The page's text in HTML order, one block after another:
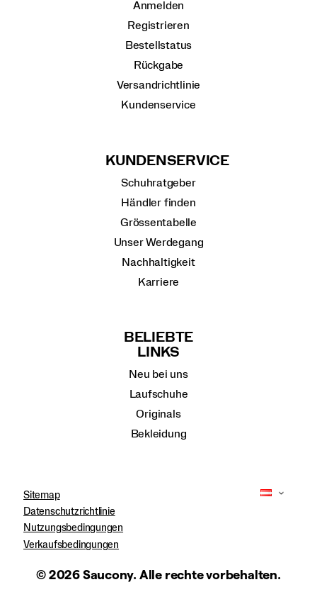
Anmelden
Registrieren
Bestellstatus
Rückgabe
Versandrichtlinie
Kundenservice
KUNDENSERVICE
Schuhratgeber
Händler finden
Grössentabelle
Unser Werdegang
Nachhaltigkeit
Karriere
BELIEBTE
LINKS
Neu bei uns
Laufschuhe
Originals
Bekleidung
Sitemap
Datenschutzrichtlinie
Nutzungsbedingungen
Verkaufsbedingungen
© 2026 Saucony. Alle rechte vorbehalten.